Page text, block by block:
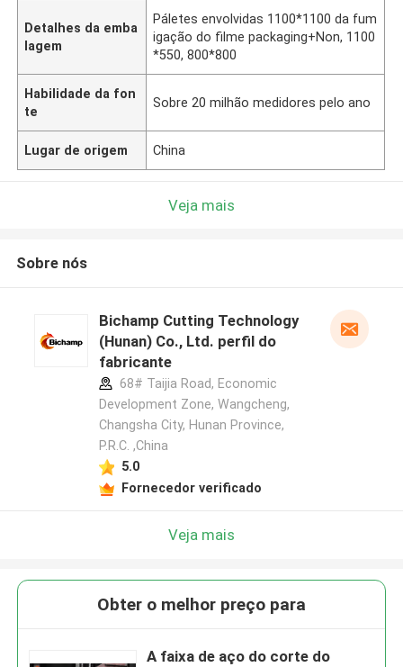
Detalhes da emba
lagem
Páletes envolvidas 1100*1100 da fum
igação do filme packaging+Non, 1100
*550, 800*800
Habilidade da fon
te
Sobre 20 milhão medidores pelo ano
Lugar de origem China
Veja mais
Sobre nós
Bichamp Cutting Technology
(Hunan) Co., Ltd. perfil do
fabricante
68# Taijia Road, Economic
Development Zone, Wangcheng,
Changsha City, Hunan Province,
P.R.C. ,China
5.0
Fornecedor verificado
Veja mais
Obter o melhor preço para
A faixa de aço do corte do